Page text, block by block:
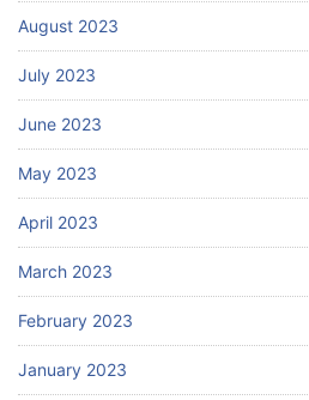
August 2023
July 2023
June 2023
May 2023
April 2023
March 2023
February 2023
January 2023